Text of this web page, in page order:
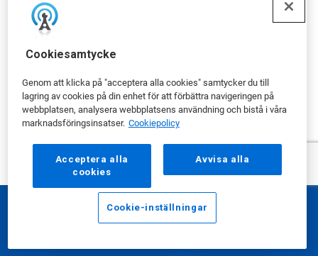
Cookiesamtycke
Genom att klicka på "acceptera alla cookies" samtycker du till
lagring av cookies på din enhet för att förbättra navigeringen på
webbplatsen, analysera webbplatsens användning och bistå i våra
marknadsföringsinsatser. Cookiepolicy
Acceptera alla
cookies
Avvisa alla
Cookie-inställningar
Region
Postnummer
Hur kan vi hjälpa dig?
E-postadress